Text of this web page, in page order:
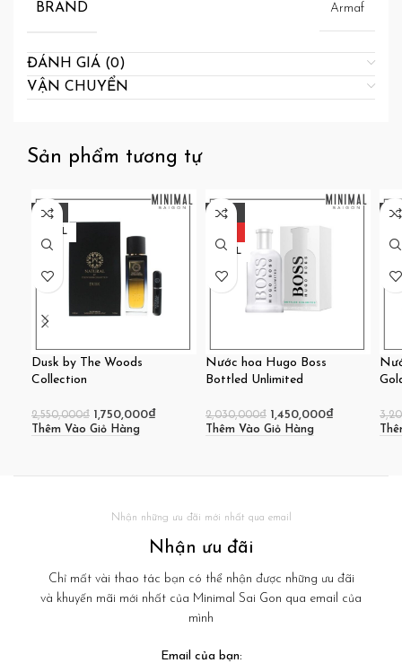
BRAND Armaf
ĐÁNH GIÁ (0)
VẬN CHUYỂN
Sản phẩm tương tự
-31%
100ML
Dusk by The Woods
Collection
2,550,000₫ 1,750,000₫
Thêm Vào Giỏ Hàng
-29%
100ML
Nước hoa Hugo Boss
Bottled Unlimited
2,030,000₫ 1,450,000₫
Thêm Vào Giỏ Hàng
-
Nhận những ưu đãi mới nhất qua email
Nhận ưu đãi
Chỉ mất vài thao tác bạn có thể nhận được những ưu đãi
và khuyến mãi mới nhất của Minimal Sai Gon qua email của
mình
Email của bạn: